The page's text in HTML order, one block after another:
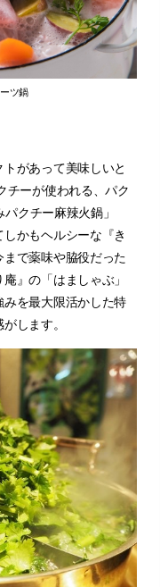
ツ鍋
があって美味しいと
チーが使われる、パク
クチー麻辣火鍋」
かもヘルシーな『き
で薬味や脇役だった
』の「はましゃぶ」
を最大限活かした特
します。